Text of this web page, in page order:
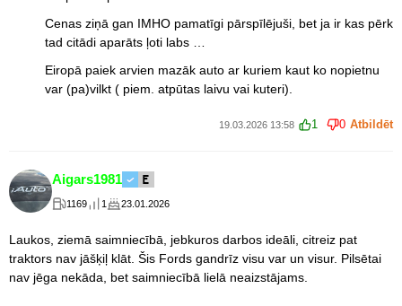
Cenas ziņā gan IMHO pamatīgi pārspīlējuši, bet ja ir kas pērk
tad citādi aparāts ļoti labs …
Eiropā paiek arvien mazāk auto ar kuriem kaut ko nopietnu
var (pa)vilkt ( piem. atpūtas laivu vai kuteri).
19.03.2026 13:58 1 0 Atbildēt
Aigars1981
1169 1 23.01.2026
Laukos, ziemā saimniecībā, jebkuros darbos ideāli, citreiz pat
traktors nav jāšķiļ klāt. Šis Fords gandrīz visu var un visur. Pilsētai
nav jēga nekāda, bet saimniecībā lielā neaizstājams.